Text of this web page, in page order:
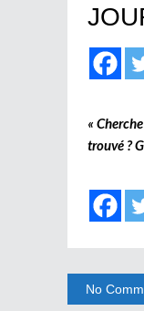
«
trouvé ?
No